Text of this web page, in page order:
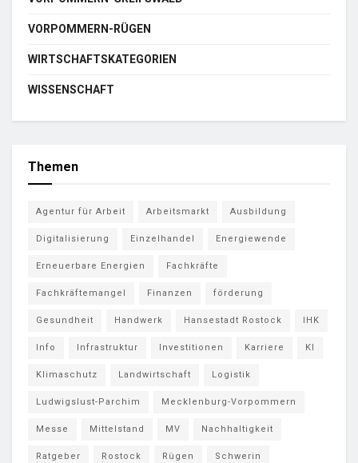
VORPOMMERN-RÜGEN
WIRTSCHAFTSKATEGORIEN
WISSENSCHAFT
Themen
Agentur für Arbeit Arbeitsmarkt Ausbildung
Digitalisierung Einzelhandel Energiewende
Erneuerbare Energien Fachkräfte
Fachkräftemangel Finanzen förderung
Gesundheit Handwerk Hansestadt Rostock IHK
Info Infrastruktur Investitionen Karriere KI
Klimaschutz Landwirtschaft Logistik
Ludwigslust-Parchim Mecklenburg-Vorpommern
Messe Mittelstand MV Nachhaltigkeit
Ratgeber Rostock Rügen Schwerin